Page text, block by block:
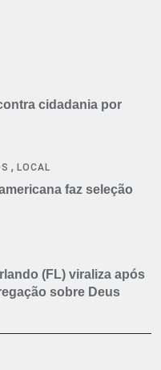
cidadania por
,LOCAL
faz seleção
(FL) viraliza após
sobre Deus